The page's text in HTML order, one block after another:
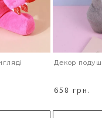
Декор
658 грн.